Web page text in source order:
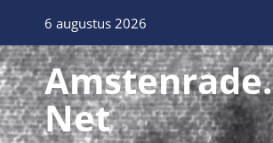
6 augustus 2026
Amstenrade.
Net